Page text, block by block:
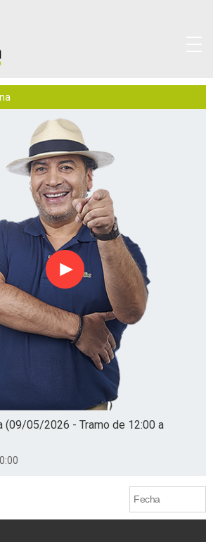
Reproducir
(09/05/2026 - Tramo de 12:00 a